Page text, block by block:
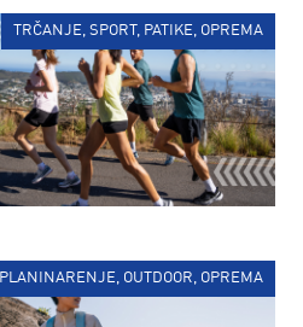
TRČANJE, SPORT, PATIKE, OPREMA
PLANINARENJE, OUTDOOR, OPREMA